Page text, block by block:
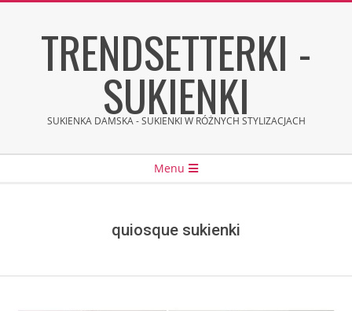
TRENDSETTERKI -
SUKIENKI
SUKIENKA DAMSKA - SUKIENKI W RÓŻNYCH STYLIZACJACH
Menu
quiosque sukienki